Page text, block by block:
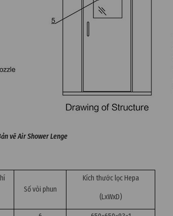
vẽ Air Shower Lenge
Số vòi phun
Kích thước lọc Hepa
(LxWxD)